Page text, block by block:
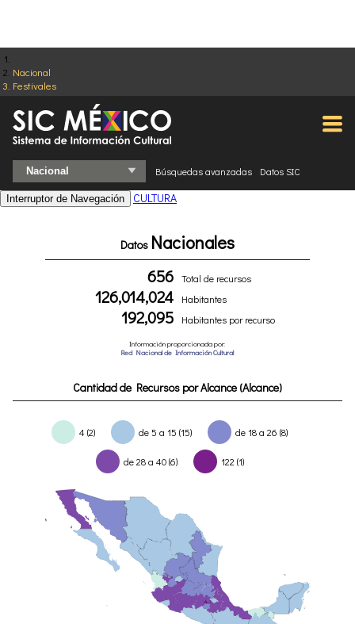
Nacional
Festivales
Búsquedas avanzadas Datos SIC
Interruptor de Navegación CULTURA
Datos Nacionales
656 Total de recursos
126,014,024 Habitantes
192,095 Habitantes por recurso
Información proporcionada por:
Red Nacional de Información Cultural
Cantidad de Recursos por Alcance (Alcance)
4 (2) de 5 a 15 (15) de 18 a 26 (8)
de 28 a 40 (6) 122 (1)